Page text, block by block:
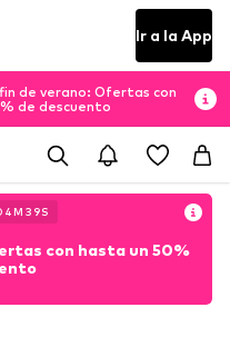
Ir a la App
de verano: Ofertas con
de descuento
M 39S
con hasta un 50%